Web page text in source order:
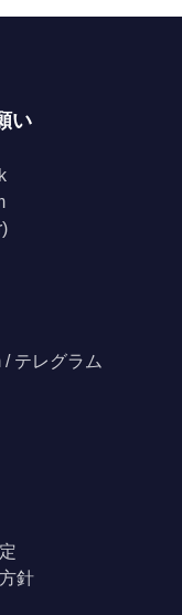
い
/ テレグラム
針